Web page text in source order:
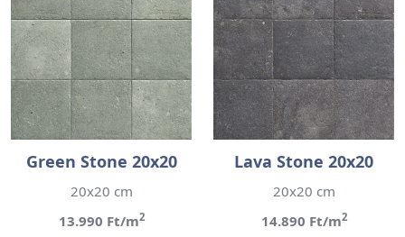
Green Stone 20x20
20x20 cm
13.990 Ft/m2
Lava Stone 20x20
20x20 cm
14.890 Ft/m2